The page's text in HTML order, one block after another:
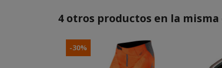
4 otros productos en la
-30%